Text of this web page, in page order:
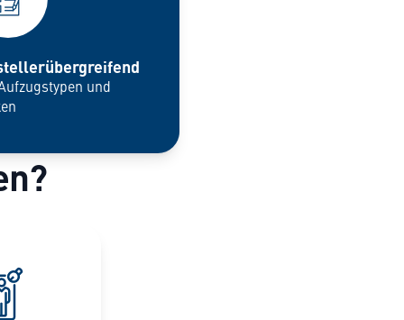
und